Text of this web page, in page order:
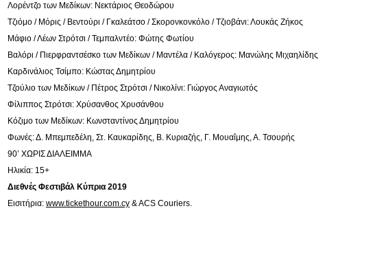
Λορέντζο των Μεδίκων: Νεκτάριος Θεοδώρου
Τζιόμο / Μόρις / Βεντούρι / Γκαλεάτσο / Σκορονκονκόλο / Τζιοβάνι: Λουκάς Ζήκος
Μάφιο / Λέων Στρότσι / Τεμπαλντέο: Φώτης Φωτίου
Βαλόρι / Πιερφραντσέσκο των Μεδίκων / Μαντέλα / Καλόγερος: Μανώλης Μιχαηλίδης
Καρδινάλιος Τσίμπο: Κώστας Δημητρίου
Τζούλιο των Μεδίκων / Πέτρος Στρότσι / Νικολίνι: Γιώργος Αναγιωτός
Φίλιππος Στρότσι: Χρύσανθος Χρυσάνθου
Κόζιμο των Μεδίκων: Κωνσταντίνος Δημητρίου
Φωνές: Δ. Μπεμπεδέλη, Στ. Καυκαρίδης, Β. Κυριαζής, Γ. Μουαΐμης, Α. Τσουρής
90’ ΧΩΡΙΣ ΔΙΑΛΕΙΜΜΑ
Ηλικία: 15+
Διεθνές Φεστιβάλ Κύπρια 2019
Εισιτήρια: www.tickethour.com.cy & ACS Couriers.